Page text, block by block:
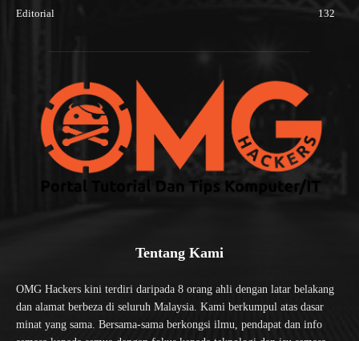
Editorial
132
Tentang Kami
OMG Hackers kini terdiri daripada 8 orang ahli dengan latar belakang
dan alamat berbeza di seluruh Malaysia. Kami berkumpul atas dasar
minat yang sama. Bersama-sama berkongsi ilmu, pendapat dan info